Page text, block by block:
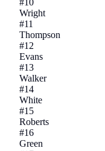
#10
Wright
#11
Thompson
#12
Evans
#13
Walker
#14
White
#15
Roberts
#16
Green